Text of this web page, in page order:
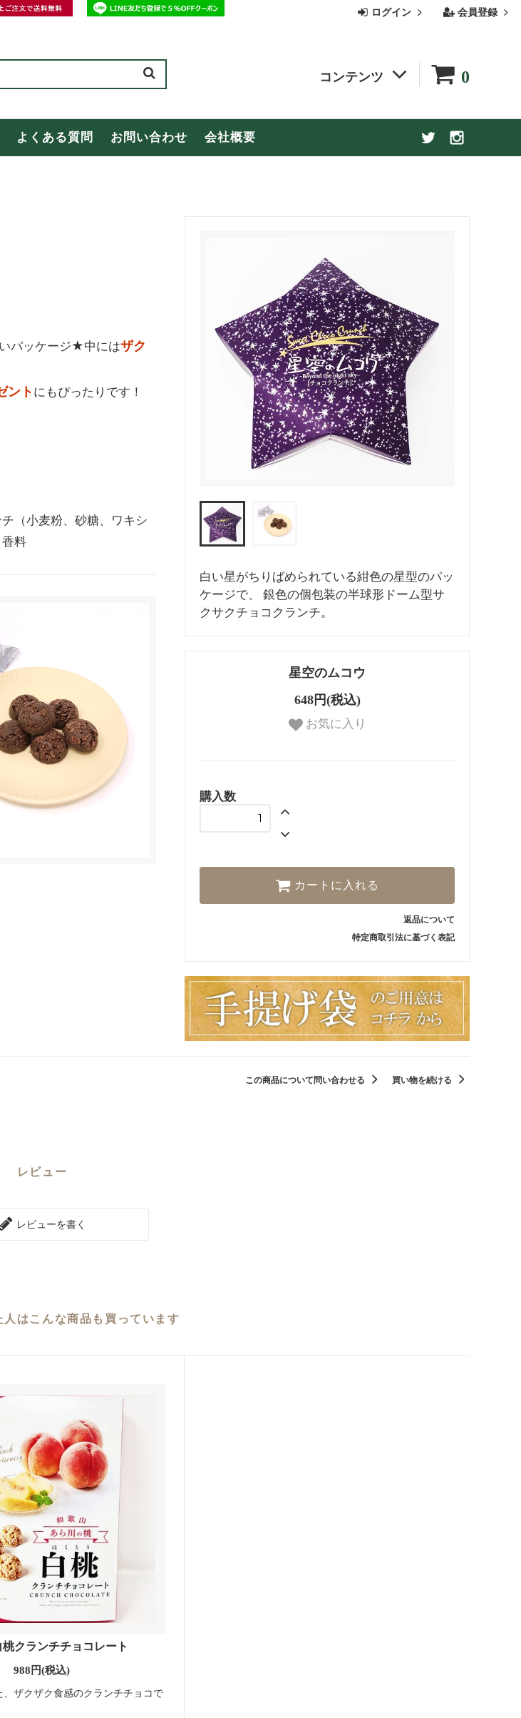
会員登録
ログイン
0
コンテンツ
お客様の声（レビュー） お買い物ガイド
よくある質問 お問い合わせ 会社概要
白い星がちりばめられている紺色の星型のパッ
ケージで、 銀色の個包装の半球形ドーム型サ
クサクチョコクランチ。
星空のムコウ
648円(税込)
お気に入り
購入数
カートに入れる
返品について
特定商取引法に基づく表記
パッケージ★中にはザク
ント にもぴったりです！
（小麦粉、砂糖、ワキシ
料
この商品について問い合わせる 買い物を続ける
レビュー
レビューを書く
人は こんな商品も買っています
クランチチョコレート
988円(税込)
、ザクザク食感のクランチチョコで